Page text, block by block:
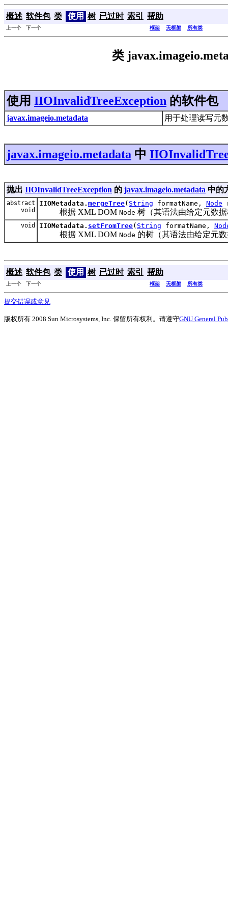
概述 软件包 类 使用 树 已过时 索引 帮助
上一个 下一个 框架 无框架 所有类
类
使用 IIOInvalidTreeException 的软件包
javax.imageio.metadata 用于处理读写元
javax.imageio.metadata 中
抛出 IIOInvalidTreeException 的 javax.imageio.metadata 中的
abstract
void
IIOMetadata. mergeTree( String formatName, Node
根据 XML DOM Node 树（其语法由给定元数
void IIOMetadata. setFromTree( String formatName,
根据 XML DOM Node 的树（其语法由给定元
概述 软件包 类 使用 树 已过时 索引 帮助
上一个 下一个 框架 无框架 所有类
提交错误或意见
版权所有 2008 Sun Microsystems, Inc. 保留所有权利。请遵守GNU General